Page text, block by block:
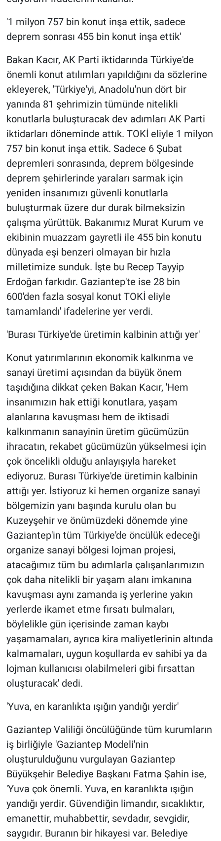
'1 milyon 757 bin konut inşa ettik, sadece
deprem sonrası 455 bin konut inşa ettik'
Bakan Kacır, AK Parti iktidarında Türkiye'de
önemli konut atılımları yapıldığını da sözlerine
ekleyerek, 'Türkiye'yi, Anadolu'nun dört bir
yanında 81 şehrimizin tümünde nitelikli
konutlarla buluşturacak dev adımları AK Parti
iktidarları döneminde attık. TOKİ eliyle 1 milyon
757 bin konut inşa ettik. Sadece 6 Şubat
depremleri sonrasında, deprem bölgesinde
deprem şehirlerinde yaraları sarmak için
yeniden insanımızı güvenli konutlarla
buluşturmak üzere dur durak bilmeksizin
çalışma yürüttük. Bakanımız Murat Kurum ve
ekibinin muazzam gayretli ile 455 bin konutu
dünyada eşi benzeri olmayan bir hızla
milletimize sunduk. İşte bu Recep Tayyip
Erdoğan farkıdır. Gaziantep'te ise 28 bin
600'den fazla sosyal konut TOKİ eliyle
tamamlandı' ifadelerine yer verdi.
'Burası Türkiye'de üretimin kalbinin attığı yer'
Konut yatırımlarının ekonomik kalkınma ve
sanayi üretimi açısından da büyük önem
taşıdığına dikkat çeken Bakan Kacır, 'Hem
insanımızın hak ettiği konutlara, yaşam
alanlarına kavuşması hem de iktisadi
kalkınmanın sanayinin üretim gücümüzün
ihracatın, rekabet gücümüzün yükselmesi için
çok öncelikli olduğu anlayışıyla hareket
ediyoruz. Burası Türkiye'de üretimin kalbinin
attığı yer. İstiyoruz ki hemen organize sanayi
bölgemizin yanı başında kurulu olan bu
Kuzeyşehir ve önümüzdeki dönemde yine
Gaziantep'in tüm Türkiye'de öncülük edeceği
organize sanayi bölgesi lojman projesi,
atacağımız tüm bu adımlarla çalışanlarımızın
çok daha nitelikli bir yaşam alanı imkanına
kavuşması aynı zamanda iş yerlerine yakın
yerlerde ikamet etme fırsatı bulmaları,
böylelikle gün içerisinde zaman kaybı
yaşamamaları, ayrıca kira maliyetlerinin altında
kalmamaları, uygun koşullarda ev sahibi ya da
lojman kullanıcısı olabilmeleri gibi fırsattan
oluşturacak' dedi.
'Yuva, en karanlıkta ışığın yandığı yerdir'
Gaziantep Valiliği öncülüğünde tüm kurumların
iş birliğiyle 'Gaziantep Modeli'nin
oluşturulduğunu vurgulayan Gaziantep
Büyükşehir Belediye Başkanı Fatma Şahin ise,
'Yuva çok önemli. Yuva, en karanlıkta ışığın
yandığı yerdir. Güvendiğin limandır, sıcaklıktır,
emanettir, muhabbettir, sevdadır, sevgidir,
saygıdır. Buranın bir hikayesi var. Belediye